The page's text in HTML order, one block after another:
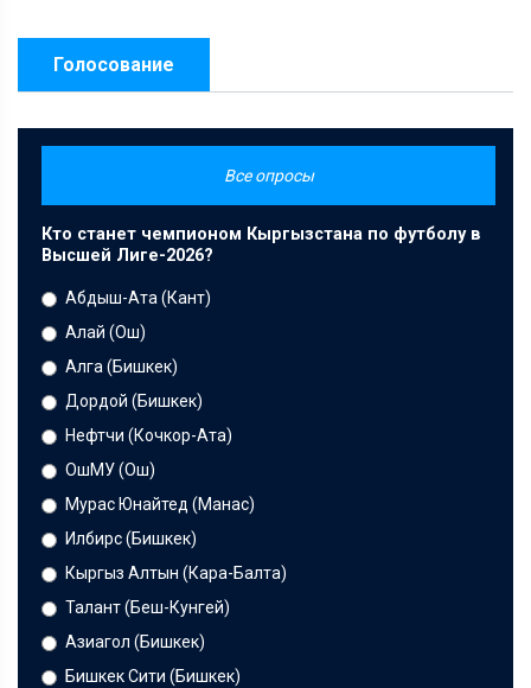
Голосование
Все опросы
Кто станет чемпионом Кыргызстана по футболу в
Высшей Лиге-2026?
Абдыш-Ата (Кант)
Алай (Ош)
Алга (Бишкек)
Дордой (Бишкек)
Нефтчи (Кочкор-Ата)
ОшМУ (Ош)
Мурас Юнайтед (Манас)
Илбирс (Бишкек)
Кыргыз Алтын (Кара-Балта)
Талант (Беш-Кунгей)
Азиагол (Бишкек)
Бишкек Сити (Бишкек)